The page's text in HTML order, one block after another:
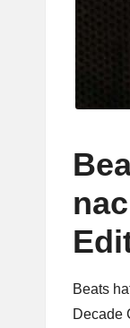
Beats
Decade